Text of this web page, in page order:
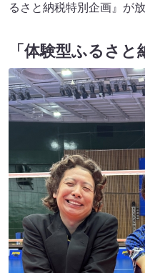
るさと納税特別企画』が
「体験型ふるさと